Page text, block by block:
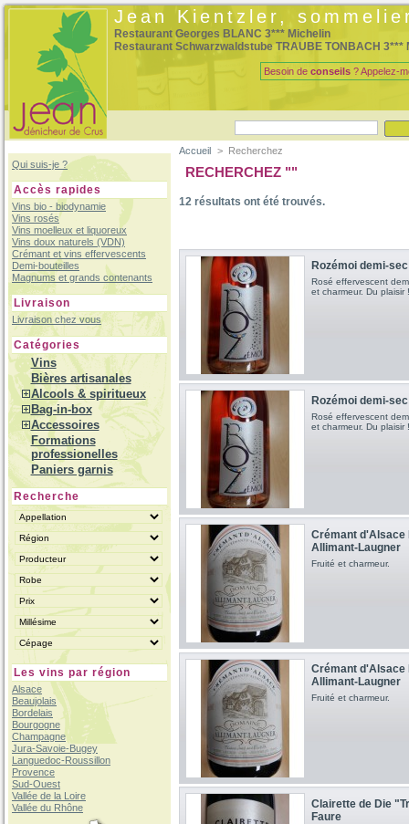
Jean Kientzler,
Restaurant Georges BLANC 3*** Michelin
Restaurant Schwarzwaldstube TRAUBE TONBACH 3***
Besoin de conseils ? Appelez-
Qui suis-je ?
Accès rapides
Vins bio - biodynamie
Vins rosés
Vins moelleux et liquoreux
Vins doux naturels (VDN)
Crémant et vins effervescents
Demi-bouteilles
Magnums et grands contenants
Livraison
Livraison chez vous
Catégories
Vins
Bières artisanales
Alcools & spiritueux
Bag-in-box
Accessoires
Formations
professionelles
Paniers garnis
Recherche
Les vins par région
Alsace
Beaujolais
Bordelais
Bourgogne
Champagne
Jura-Savoie-Bugey
Languedoc-Roussillon
Provence
Sud-Ouest
Vallée de la Loire
Vallée du Rhône
Accueil > Recherchez
RECHERCHEZ ""
12 résultats ont été trouvés.
Rozémoi demi-
Rosé effervescent
et charmeur. Du plaisir !
Rozémoi demi-
Rosé effervescent
et charmeur. Du plaisir !
Crémant d'Alsace
Allimant-Laugner
Fruité et charmeur.
Crémant d'Alsace
Allimant-Laugner
Fruité et charmeur.
Clairette de Die
Faure